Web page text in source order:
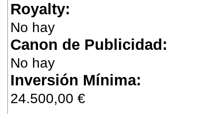
Royalty:
No hay
Canon de Publicidad:
No hay
Inversión Mínima:
24.500,00 €